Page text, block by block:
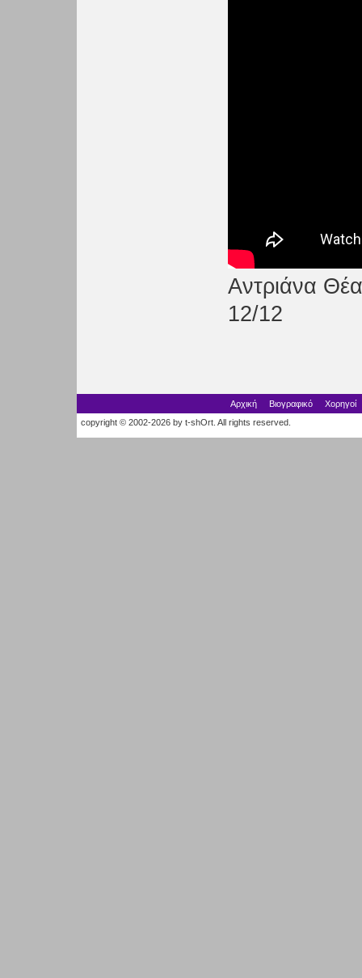
Αντριάνα
12/12
Αρχική Βιογραφικό
Χορηγοί
copyright © 2002-2026 by t-shOrt. All rights reserved.